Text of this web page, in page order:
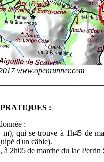
www.openrunner.com
:
:
qui se trouve à 1h45 de
d'un câble).
2h05 de marche du lac Perrin